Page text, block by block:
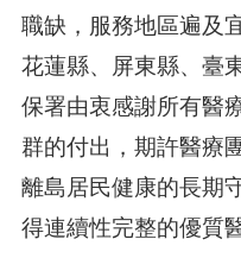
職缺，服務地區遍及
花蓮縣、屏東縣、臺
保署由衷感謝所有醫
群的付出，期許醫療
離島居民健康的長期
得連續性完整的優質